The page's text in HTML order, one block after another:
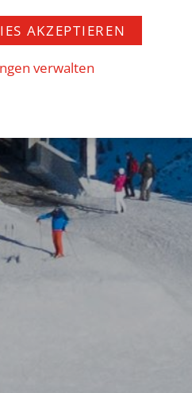
AKZEPTIEREN
verwalten